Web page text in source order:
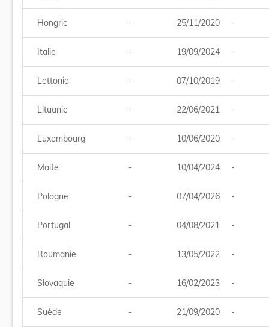
Hongrie - 25/11/2020 -
Italie - 19/09/2024 -
Lettonie - 07/10/2019 -
Lituanie - 22/06/2021 -
Luxembourg - 10/06/2020 -
Malte - 10/04/2024 -
Pologne - 07/04/2026 -
Portugal - 04/08/2021 -
Roumanie - 13/05/2022 -
Slovaquie - 16/02/2023 -
Suède - 21/09/2020 -